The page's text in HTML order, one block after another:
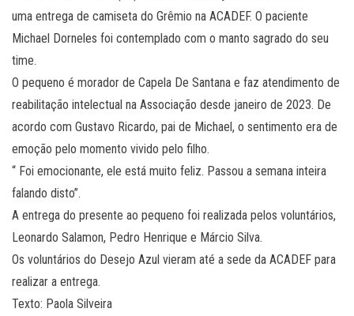
uma entrega de camiseta do Grêmio na ACADEF. O paciente
Michael Dorneles foi contemplado com o manto sagrado do seu
time.
O pequeno é morador de Capela De Santana e faz atendimento de
reabilitação intelectual na Associação desde janeiro de 2023. De
acordo com Gustavo Ricardo, pai de Michael, o sentimento era de
emoção pelo momento vivido pelo filho.
“ Foi emocionante, ele está muito feliz. Passou a semana inteira
falando disto”.
A entrega do presente ao pequeno foi realizada pelos voluntários,
Leonardo Salamon, Pedro Henrique e Márcio Silva.
Os voluntários do Desejo Azul vieram até a sede da ACADEF para
realizar a entrega.
Texto: Paola Silveira